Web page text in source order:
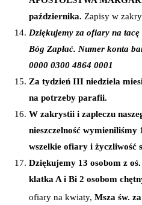
października. Zapisy w
Dziękujemy za ofiary na
Bóg Zapłać. Numer konta
0000 0300 4864 0001
Za tydzień III niedziela
na potrzeby parafii.
W zakrystii i zapleczu
nieszczelność wymieniliśmy
wszelkie ofiary i życzliwość
Dziękujemy 13 osobom z
klatka A i Bi 2 osobom
ofiary na kwiaty, Msza św.